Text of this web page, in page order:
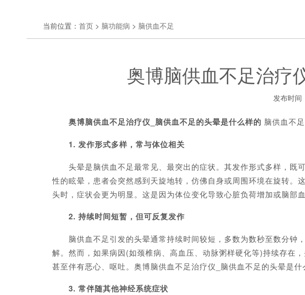
当前位置： 首页 > 脑功能病 > 脑供血不足
奥博脑供血不足治疗
发布时
奥博脑供血不足治疗仪_脑供血不足的头晕是什么样的 脑供血不
1. 发作形式多样，常与体位相关
头晕是脑供血不足最常见、最突出的症状。其发作形式多样，既
性的眩晕，患者会突然感到天旋地转，仿佛自身或周围环境在旋转
头时，症状会更为明显。这是因为体位变化导致心脏负荷增加或脑部
2. 持续时间短暂，但可反复发作
脑供血不足引发的头晕通常持续时间较短，多数为数秒至数分钟
解。然而，如果病因(如颈椎病、高血压、动脉粥样硬化等)持续存在
甚至伴有恶心、呕吐。奥博脑供血不足治疗仪_脑供血不足的头晕是什
3. 常伴随其他神经系统症状